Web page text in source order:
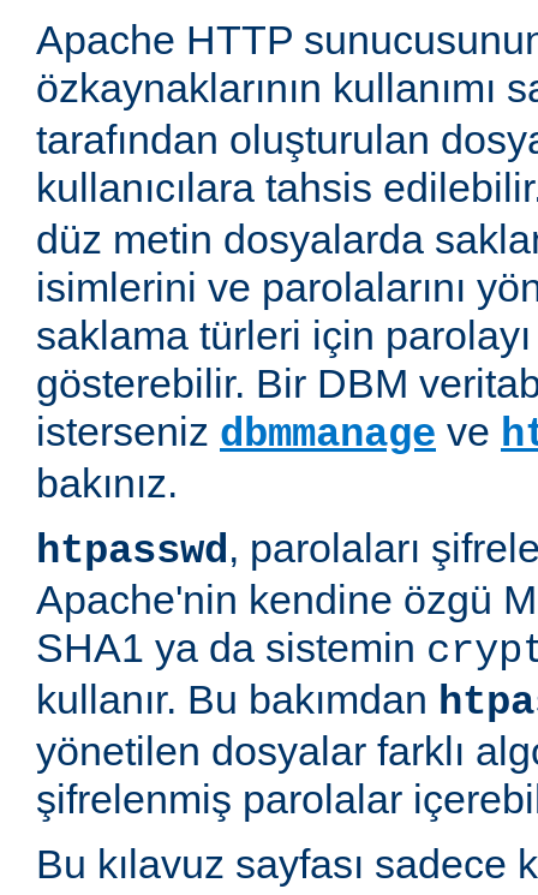
Apache HTTP
özkaynaklarının kullanımı
tarafından oluşturulan
kullanıcılara tahsis
düz metin dosyalarda
isimlerini ve parolalarını
saklama türleri için
gösterebilir. Bir DBM
isterseniz dbmmanage ve
bakınız.
htpasswd, parolaları
Apache'nin kendine özgü
SHA1 ya da sistemin
kullanır. Bu bakımdan
yönetilen dosyalar farklı
şifrelenmiş parolalar
Bu kılavuz sayfası sadece